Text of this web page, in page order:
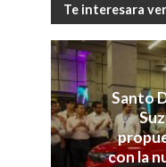
Te interesara ver
Santo
con la